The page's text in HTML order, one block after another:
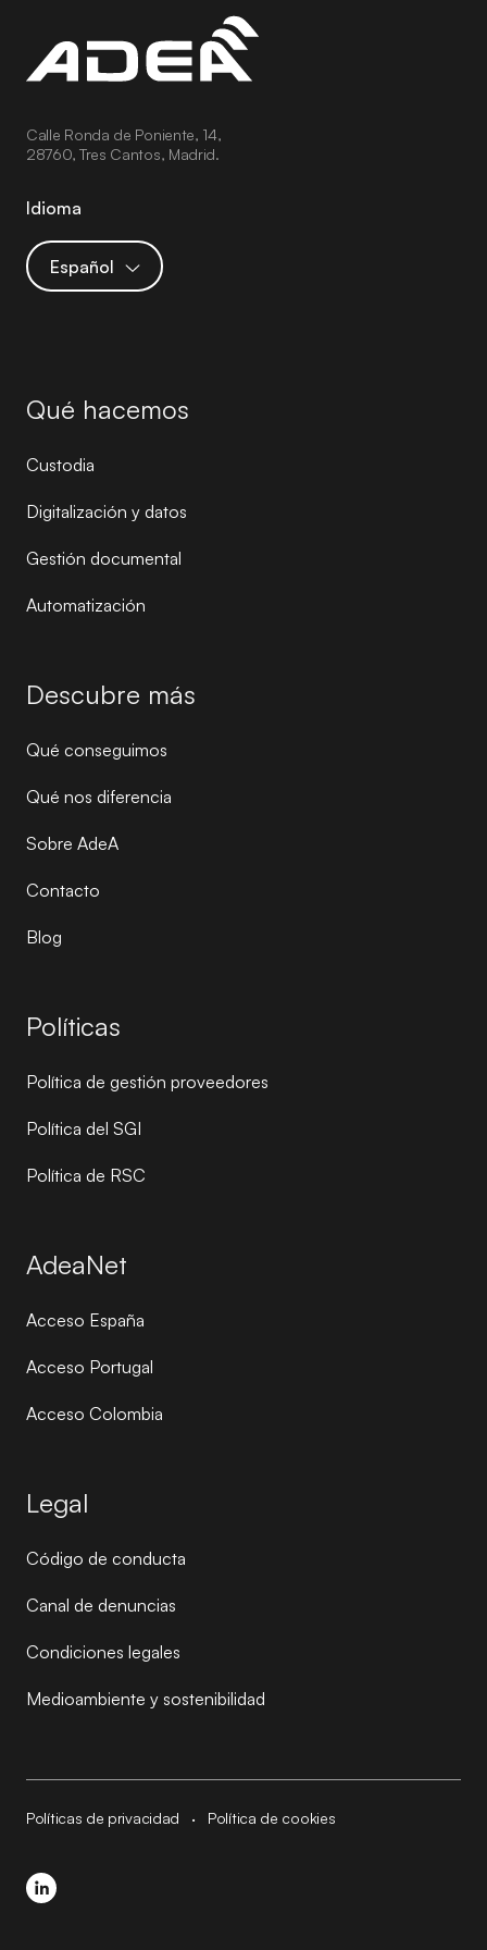
Calle Ronda de Poniente, 14,
28760, Tres Cantos, Madrid.
Idioma
Español
Qué hacemos
Custodia
Digitalización y datos
Gestión documental
Automatización
Descubre más
Qué conseguimos
Qué nos diferencia
Sobre AdeA
Contacto
Blog
Políticas
Política de gestión proveedores
Política del SGI
Política de RSC
AdeaNet
Acceso España
Acceso Portugal
Acceso Colombia
Legal
Código de conducta
Canal de denuncias
Condiciones legales
Medioambiente y sostenibilidad
Políticas de privacidad · Política de cookies